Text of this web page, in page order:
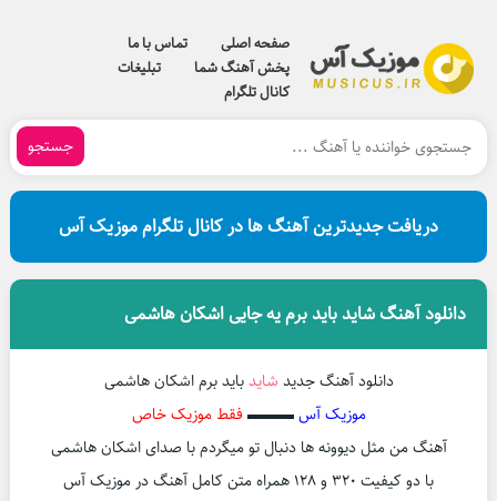
صفحه اصلی
تماس با ما
پخش آهنگ شما
تبلیغات
کانال تلگرام
جستجو
دریافت جدیدترین آهنگ ها در کانال تلگرام موزیک آس
دانلود آهنگ شاید باید برم یه جایی اشکان هاشمی
دانلود آهنگ جدید شایدباید برم اشکان هاشمی
موزیک آس▬▬▬ فقط موزیک خاص
آهنگ من مثل دیوونه ها دنبال تو میگردم با صدای اشکان هاشمی
با دو کیفیت 320 و 128 همراه متن کامل آهنگ در موزیک آس